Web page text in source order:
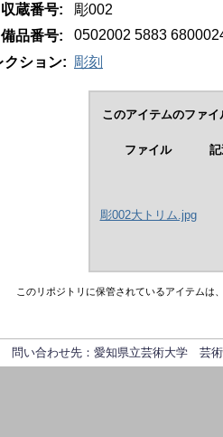
収蔵番号:
彫002
備品番号:
0502002 5883
クション: 彫刻
このアイテムのファイ
ファイル
彫002大トリム.jpg
このリポジトリに保管されているアイテムは
問い合わせ先：愛知県立芸術大学 芸